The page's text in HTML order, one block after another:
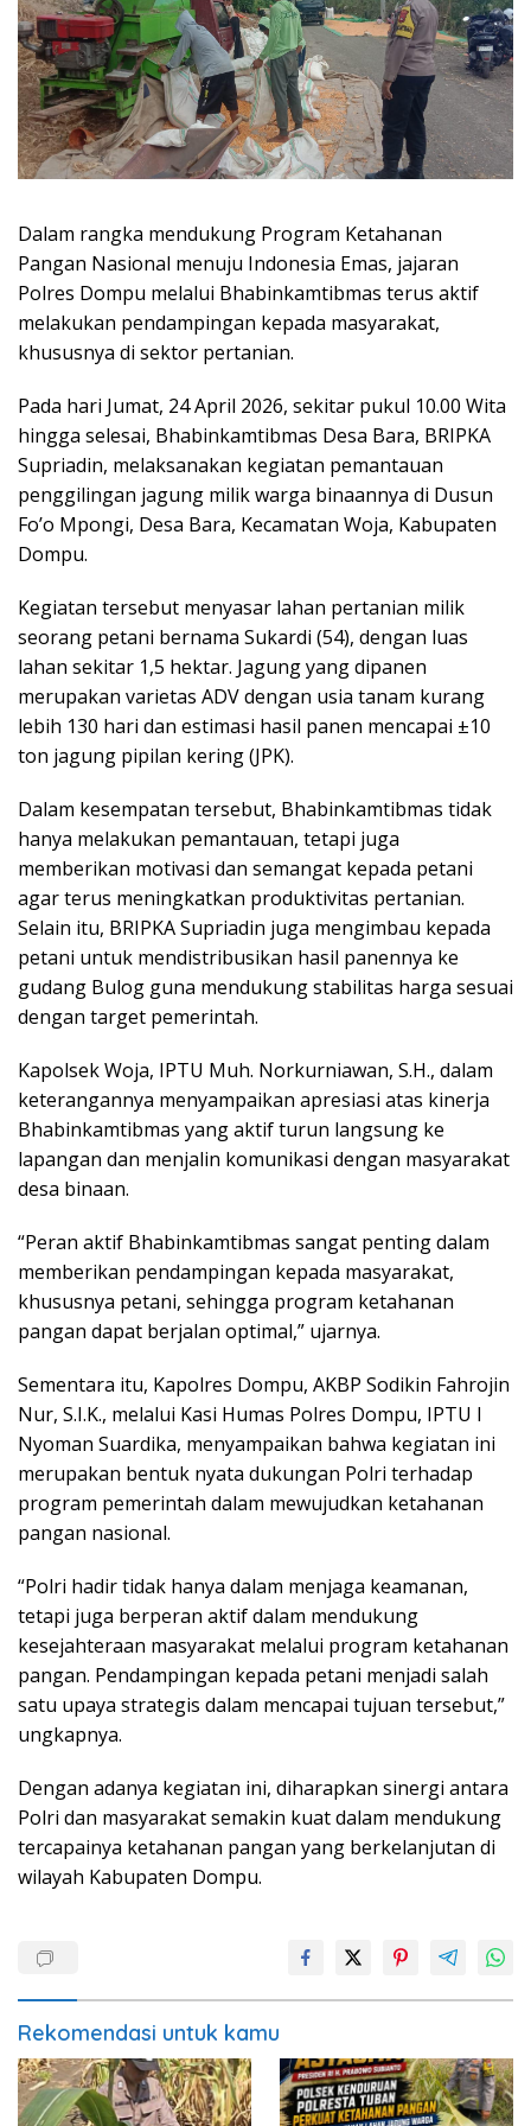
Dalam rangka mendukung Program Ketahanan
Pangan Nasional menuju Indonesia Emas, jajaran
Polres Dompu melalui Bhabinkamtibmas terus aktif
melakukan pendampingan kepada masyarakat,
khususnya di sektor pertanian.
Pada hari Jumat, 24 April 2026, sekitar pukul 10.00 Wita
hingga selesai, Bhabinkamtibmas Desa Bara, BRIPKA
Supriadin, melaksanakan kegiatan pemantauan
penggilingan jagung milik warga binaannya di Dusun
Fo’o Mpongi, Desa Bara, Kecamatan Woja, Kabupaten
Dompu.
Kegiatan tersebut menyasar lahan pertanian milik
seorang petani bernama Sukardi (54), dengan luas
lahan sekitar 1,5 hektar. Jagung yang dipanen
merupakan varietas ADV dengan usia tanam kurang
lebih 130 hari dan estimasi hasil panen mencapai ±10
ton jagung pipilan kering (JPK).
Dalam kesempatan tersebut, Bhabinkamtibmas tidak
hanya melakukan pemantauan, tetapi juga
memberikan motivasi dan semangat kepada petani
agar terus meningkatkan produktivitas pertanian.
Selain itu, BRIPKA Supriadin juga mengimbau kepada
petani untuk mendistribusikan hasil panennya ke
gudang Bulog guna mendukung stabilitas harga sesuai
dengan target pemerintah.
Kapolsek Woja, IPTU Muh. Norkurniawan, S.H., dalam
keterangannya menyampaikan apresiasi atas kinerja
Bhabinkamtibmas yang aktif turun langsung ke
lapangan dan menjalin komunikasi dengan masyarakat
desa binaan.
“Peran aktif Bhabinkamtibmas sangat penting dalam
memberikan pendampingan kepada masyarakat,
khususnya petani, sehingga program ketahanan
pangan dapat berjalan optimal,” ujarnya.
Sementara itu, Kapolres Dompu, AKBP Sodikin Fahrojin
Nur, S.I.K., melalui Kasi Humas Polres Dompu, IPTU I
Nyoman Suardika, menyampaikan bahwa kegiatan ini
merupakan bentuk nyata dukungan Polri terhadap
program pemerintah dalam mewujudkan ketahanan
pangan nasional.
“Polri hadir tidak hanya dalam menjaga keamanan,
tetapi juga berperan aktif dalam mendukung
kesejahteraan masyarakat melalui program ketahanan
pangan. Pendampingan kepada petani menjadi salah
satu upaya strategis dalam mencapai tujuan tersebut,”
ungkapnya.
Dengan adanya kegiatan ini, diharapkan sinergi antara
Polri dan masyarakat semakin kuat dalam mendukung
tercapainya ketahanan pangan yang berkelanjutan di
wilayah Kabupaten Dompu.
Rekomendasi untuk kamu